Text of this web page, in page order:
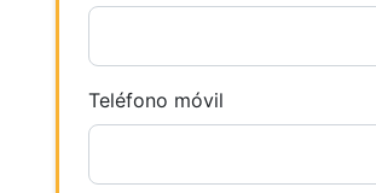
Teléfono móvil